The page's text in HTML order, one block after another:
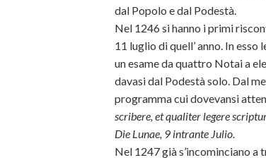
dal Popolo e dal Podestà.
Nel 1246 si hanno i primi
11 luglio di quell’ anno. In
un esame da quattro Notai a
davasi dal Podestà solo. Dal
programma cui dovevansi
scribere, et qualiter legere
Die Lunae, 9 intrante Julio.
Nel 1247 già s’incominciano